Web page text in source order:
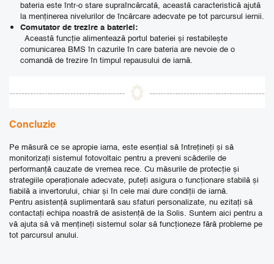
bateria este într-o stare supraîncărcată, această caracteristică ajută
la menținerea nivelurilor de încărcare adecvate pe tot parcursul iernii.
Comutator de trezire a bateriei:
Această funcție alimentează portul bateriei și restabilește
comunicarea BMS în cazurile în care bateria are nevoie de o
comandă de trezire în timpul repausului de iarnă.
Concluzie
Pe măsură ce se apropie iarna, este esențial să întrețineți și să
monitorizați sistemul fotovoltaic pentru a preveni scăderile de
performanță cauzate de vremea rece. Cu măsurile de protecție și
strategiile operaționale adecvate, puteți asigura o funcționare stabilă și
fiabilă a invertorului, chiar și în cele mai dure condiții de iarnă.
Pentru asistență suplimentară sau sfaturi personalizate, nu ezitați să
contactați echipa noastră de asistență de la Solis. Suntem aici pentru a
vă ajuta să vă mențineți sistemul solar să funcționeze fără probleme pe
tot parcursul anului.